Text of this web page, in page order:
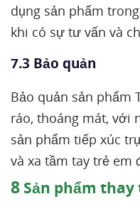
dụng sản phẩm
khi có sự tư vấn và
7.3 Bảo quản
Bảo quản sản phẩm
ráo, thoáng mát, với
sản phẩm tiếp xúc
và xa tầm tay trẻ em
8 Sản phẩm thay